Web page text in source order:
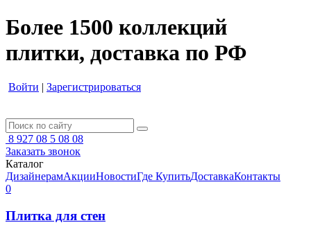
Более 1500 коллекций
плитки, доставка по РФ
Войти | Зарегистрироваться
8 927 08 5 08 08
Заказать звонок
Каталог
ДизайнерамАкцииНовостиГде КупитьДоставкаКонтакты
0
Плитка для стен